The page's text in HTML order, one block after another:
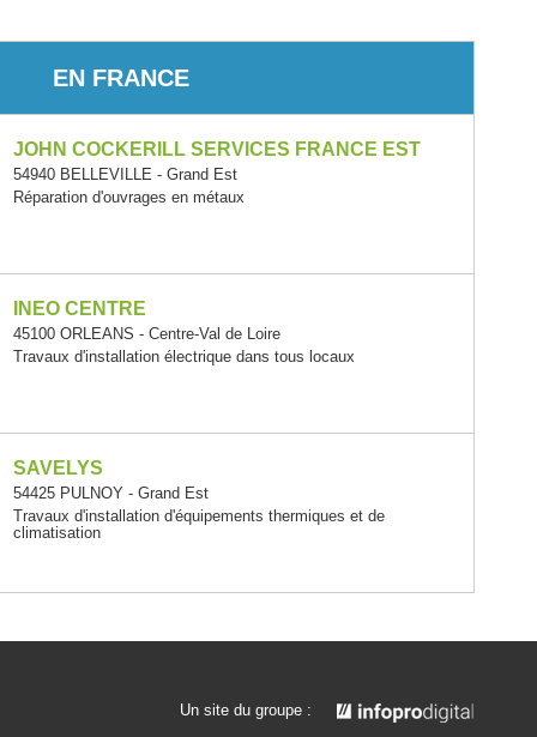
EN FRANCE
JOHN COCKERILL SERVICES FRANCE EST
54940 BELLEVILLE - Grand Est
Réparation d'ouvrages en métaux
INEO CENTRE
45100 ORLEANS - Centre-Val de Loire
Travaux d'installation électrique dans tous locaux
SAVELYS
54425 PULNOY - Grand Est
Travaux d'installation d'équipements thermiques et de
climatisation
Un site du groupe :